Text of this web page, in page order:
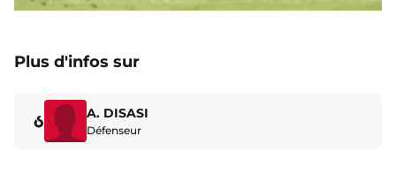
Plus d'infos sur
6 A. DISASI
Défenseur